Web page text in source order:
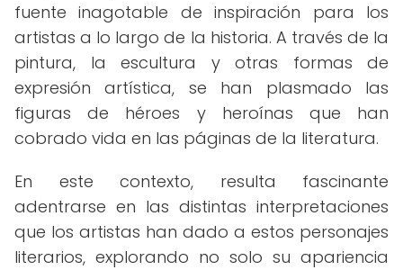
fuente inagotable de inspiración para los
artistas a lo largo de la historia. A través de la
pintura, la escultura y otras formas de
expresión artística, se han plasmado las
figuras de héroes y heroínas que han
cobrado vida en las páginas de la literatura.
En este contexto, resulta fascinante
adentrarse en las distintas interpretaciones
que los artistas han dado a estos personajes
literarios, explorando no solo su apariencia